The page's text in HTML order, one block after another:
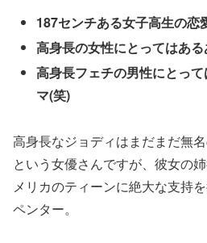
187センチある女子高生の恋
高身長の女性にとってはあ
高身長フェチの男性にとっ
マ(笑)
高身長なジョディはまだまだ無
という女優さんですが、彼女の
メリカのティーンに絶大な支持
ペンター。